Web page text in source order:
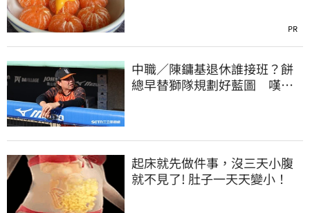
PR
中職／陳鏞基退休誰接班？餅
總早替獅隊規劃好藍圖 嘆新
起床就先做件事，沒三天小腹
就不見了! 肚子一天天變小！